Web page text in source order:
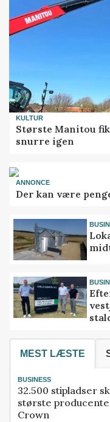
KULTUR
Største Manitou
snurre igen
ANNONCE
Der kan være
MEST LÆSTE
BUSINESS
32.500 stipladser
største
Crown